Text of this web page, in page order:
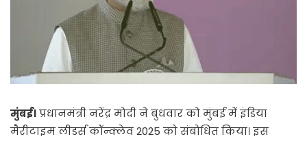
मुंबई।प्रधानमंत्री नरेंद्र मोदी ने बुधवार को मुंबई में इंडिया
मैरीटाइम लीडर्स कॉन्क्लेव 2025 को संबोधित किया। इस